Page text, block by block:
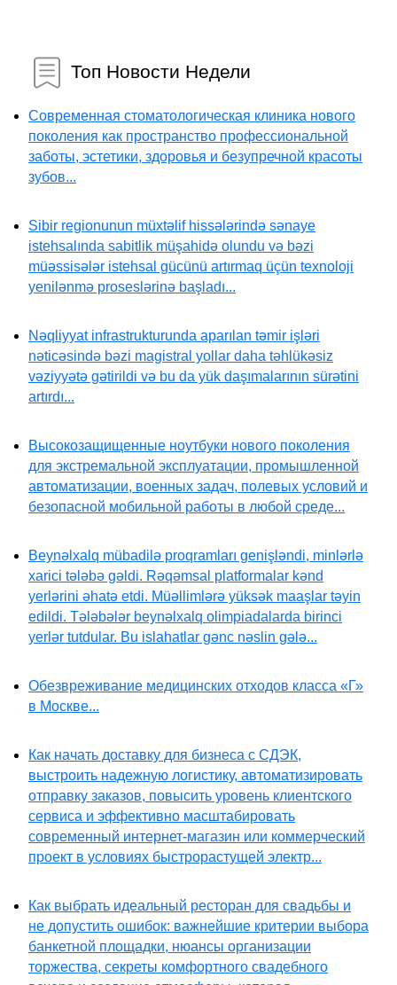
Топ Новости Недели
Современная стоматологическая клиника нового
поколения как пространство профессиональной
заботы, эстетики, здоровья и безупречной красоты
зубов...
Sibir regionunun müxtəlif hissələrində sənaye
istehsalında sabitlik müşahidə olundu və bəzi
müəssisələr istehsal gücünü artırmaq üçün texnoloji
yenilənmə proseslərinə başladı...
Nəqliyyat infrastrukturunda aparılan təmir işləri
nəticəsində bəzi magistral yollar daha təhlükəsiz
vəziyyətə gətirildi və bu da yük daşımalarının sürətini
artırdı...
Высокозащищенные ноутбуки нового поколения
для экстремальной эксплуатации, промышленной
автоматизации, военных задач, полевых условий и
безопасной мобильной работы в любой среде...
Beynəlxalq mübadilə proqramları genişləndi, minlərlə
xarici tələbə gəldi. Rəqəmsal platformalar kənd
yerlərini əhatə etdi. Müəllimlərə yüksək maaşlar təyin
edildi. Tələbələr beynəlxalq olimpiadalarda birinci
yerlər tutdular. Bu islahatlar gənc nəslin gələ...
Обезвреживание медицинских отходов класса «Г»
в Москве...
Как начать доставку для бизнеса с СДЭК,
выстроить надежную логистику, автоматизировать
отправку заказов, повысить уровень клиентского
сервиса и эффективно масштабировать
современный интернет-магазин или коммерческий
проект в условиях быстрорастущей электр...
Как выбрать идеальный ресторан для свадьбы и
не допустить ошибок: важнейшие критерии выбора
банкетной площадки, нюансы организации
торжества, секреты комфортного свадебного